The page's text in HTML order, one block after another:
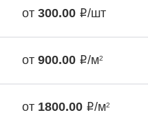
от 300.00 /шт
от 900.00 /м2
от 1800.00 /м2